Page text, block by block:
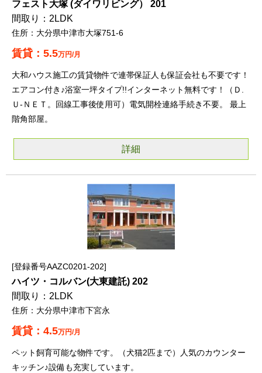
フェスト大塚 (ダイワリビング） 201
2LDK
大分県中津市大塚751-6
5.5万円/月
大和ハウス施工の賃貸物件で連帯保証人も保証会社も不要です！
エアコン付き♪浴室一坪タイプ!!インターネット無料です！（Ｄ.
Ｕ-ＮＥＴ。回線工事後使用可）電気開栓連絡手続き不要。 最上
階角部屋。
詳細
登録番号AAZC0201-202
ハイツ・コルバン(大東建託) 202
2LDK
大分県中津市下宮永
4.5万円/月
ペット飼育可能な物件です。（犬猫2匹まで）人気のカウンター
キッチン♪設備も充実しています。